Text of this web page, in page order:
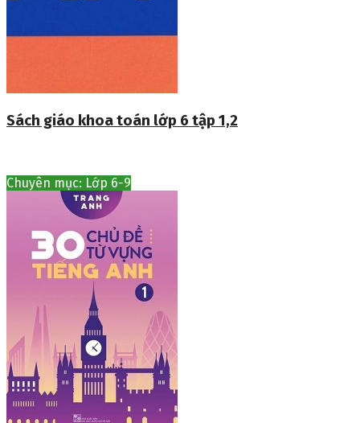
Sách giáo khoa toán lớp 6 tập 1,2
Chuyên mục: Lớp 6-9